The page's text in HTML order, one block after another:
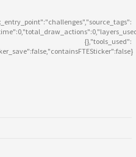
{},"tools_used":